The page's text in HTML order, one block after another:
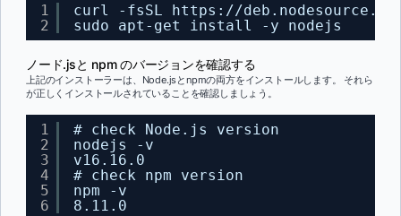
1
2
curl -fsSL https://
sudo apt-get install -y nodejs
ノード.jsと npm のバージョンを確認する
上記のインストーラーは、Node.jsとnpmの両方をインストールします。 それら
が正しくインストールされていることを確認しましょう。
1
2
3
4
5
6
# check Node.js version
nodejs -v
v16.16.0
# check npm version
npm -v
8.11.0